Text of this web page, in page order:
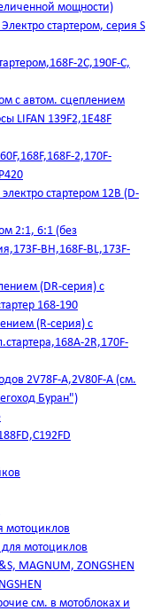
мощности)
стартером, серия S
2C,190F-C,
с автом. сцеплением
LIFAN 139F2,1E48F
2,170F-
стартером 12В (D-
2:1, 6:1 (без
BH,168F-BL,173F-
(DR-серия) с
168-190
(R-серия) с
2R,170F-
2V78F-A,2V80F-A (см.
Буран")
мотоциклов
мотоциклов
MAGNUM, ZONGSHEN
см. в мотоблоках и